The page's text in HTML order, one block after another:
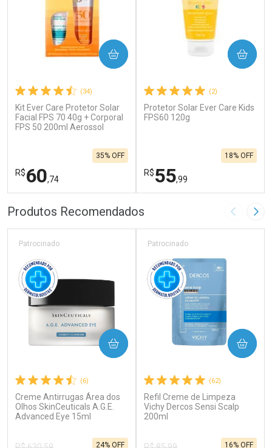
(34)
Kit Ever Care Protetor Solar
Facial FPS 70 40g + Corporal
FPS 50 200ml Aerossol
R$60,74
35% OFF
COMPRAR
FECHAR
Laboratório
Ativar Desconto
FECHAR
Por Menos
Comprar sem Desconto
(2)
Protetor Solar Ever Care Kids
FPS60 120g
R$55,99
18% OFF
COMPRAR
Laboratório
Ativar Desconto
Por Menos
Comprar sem Desconto
Produtos Recomendados Imagem
(6)
Creme Antirrugas Área dos
Olhos SkinCeuticals A.G.E.
Advanced Eye 15ml
Patrocinado
24% OFF
COMPRAR
(62)
Refil Creme de Limpeza
Vichy Dercos Sensi Scalp
200ml
Patrocinado
16% OFF
COMPRAR